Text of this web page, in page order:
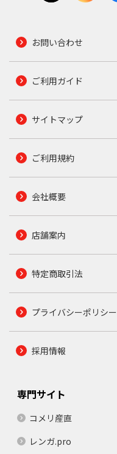
お問い合わせ
ご利用ガイド
サイトマップ
ご利用規約
会社概要
店舗案内
特定商取引法
プライバシーポリシー
採用情報
専門サイト
コメリ産直
レンガ.pro